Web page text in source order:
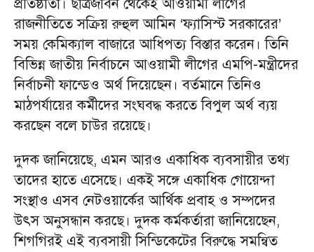
প্রতিষ্ঠাতা। ছাত্রজীবন থেকেই আওয়ামী লীগের
রাজনীতিতে সক্রিয় রুহুল আমিন ‘ফ্যাসিস্ট সরকারের’
সময় কেমিক্যাল বাজারে আধিপত্য বিস্তার করেন। তিনি
বিভিন্ন জাতীয় নির্বাচনে আওয়ামী লীগের এমপি-মন্ত্রীদের
নির্বাচনী ফান্ডেও অর্থ দিয়েছেন। বর্তমানে তিনিও
মাঠপর্যায়ের কর্মীদের সংঘবদ্ধ করতে বিপুল অর্থ ব্যয়
করছেন বলে চাউর রয়েছে।
দুদক জানিয়েছে, এমন আরও একাধিক ব্যবসায়ীর তথ্য
তাদের হাতে এসেছে। একই সঙ্গে একাধিক গোয়েন্দা
সংস্থাও এসব নেটওয়ার্কের আর্থিক প্রবাহ ও সম্পদের
উৎস অনুসন্ধান করছে। দুদক কর্মকর্তারা জানিয়েছেন,
শিগগিরই এই ব্যবসায়ী সিন্ডিকেটের বিরুদ্ধে সমন্বিত